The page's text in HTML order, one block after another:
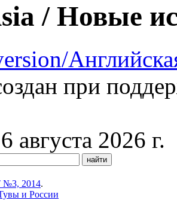
/ Новые
при
августа 2026 г.
2014.
и России